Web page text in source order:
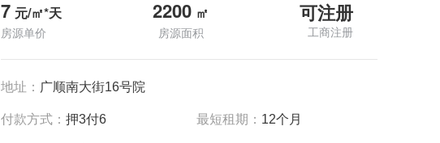
7 元/㎡*天
房源单价
2200 ㎡
房源面积
可注册
工商注册
地址： 广顺南大街16号院
付款方式： 押3付6 最短租期： 12个月